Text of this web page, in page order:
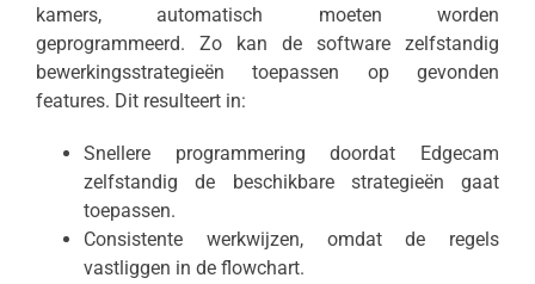
kamers, automatisch moeten worden
geprogrammeerd. Zo kan de software zelfstandig
bewerkingsstrategieën toepassen op gevonden
features. Dit resulteert in:
Snellere programmering doordat Edgecam
zelfstandig de beschikbare strategieën gaat
toepassen.
Consistente werkwijzen, omdat de regels
vastliggen in de flowchart.